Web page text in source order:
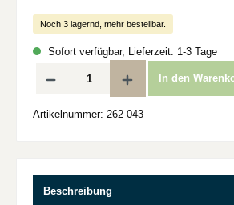
Noch 3 lagernd, mehr bestellbar.
Sofort verfügbar, Lieferzeit: 1-3 Tage
Produkt Anzahl: Gib den gewünschten Wert ein
In den
Artikelnummer: 262-043
Beschreibung